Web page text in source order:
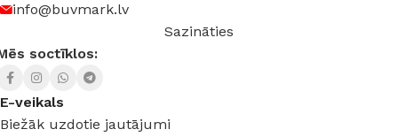
info@buvmark.lv
Sazināties
soctīklos:
E-veikals
Biežāk uzdotie jautājumi